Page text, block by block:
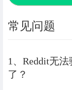
常见问题
1、Reddit无
了？